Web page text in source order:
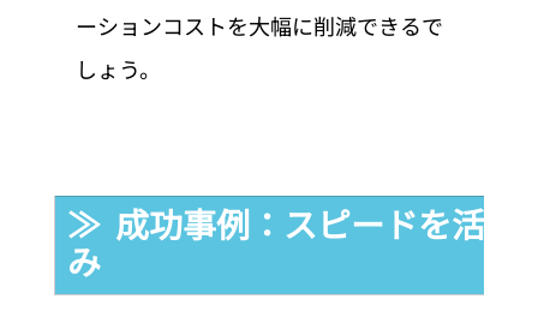
ーションコストを大幅に削減できるで
しょう。
≫  成功事例：スピードを活か
み